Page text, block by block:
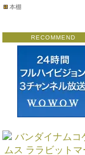
本棚
RECOMMEND